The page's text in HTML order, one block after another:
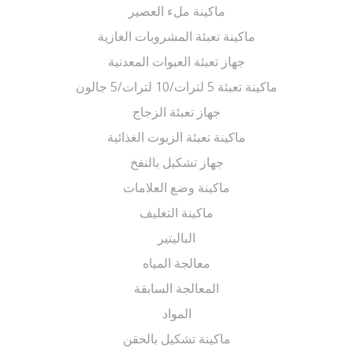
ماكينة ملء العصير
ماكينة تعبئة المشروبات الغازية
جهاز تعبئة العبوات المعدنية
ماكينة تعبئة 5 لترات/10 لترات/5 جالون
جهاز تعبئة الزجاج
ماكينة تعبئة الزيوت الغذائية
جهاز تشكيل بالنفخ
ماكينة وضع العلامات
ماكينة التغليف
الباليتير
معالجة المياه
المعالجة السابقة
ماكينة تشكيل بالحقن